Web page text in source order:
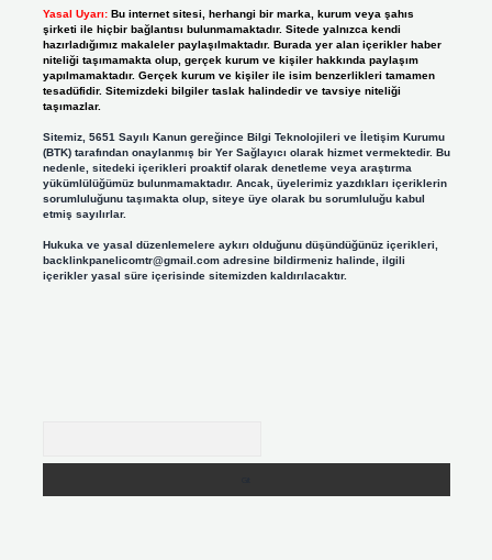
Yasal Uyarı: Bu internet sitesi, herhangi bir marka, kurum veya şahıs
şirketi ile hiçbir bağlantısı bulunmamaktadır. Sitede yalnızca kendi
hazırladığımız makaleler paylaşılmaktadır. Burada yer alan içerikler haber
niteliği taşımamakta olup, gerçek kurum ve kişiler hakkında paylaşım
yapılmamaktadır. Gerçek kurum ve kişiler ile isim benzerlikleri tamamen
tesadüfidir. Sitemizdeki bilgiler taslak halindedir ve tavsiye niteliği
taşımazlar.
Sitemiz, 5651 Sayılı Kanun gereğince Bilgi Teknolojileri ve İletişim Kurumu
(BTK) tarafından onaylanmış bir Yer Sağlayıcı olarak hizmet vermektedir. Bu
nedenle, sitedeki içerikleri proaktif olarak denetleme veya araştırma
yükümlülüğümüz bulunmamaktadır. Ancak, üyelerimiz yazdıkları içeriklerin
sorumluluğunu taşımakta olup, siteye üye olarak bu sorumluluğu kabul
etmiş sayılırlar.
Hukuka ve yasal düzenlemelere aykırı olduğunu düşündüğünüz içerikleri,
backlinkpanelicomtr@gmail.comadresine bildirmeniz halinde, ilgili
içerikler yasal süre içerisinde sitemizden kaldırılacaktır.